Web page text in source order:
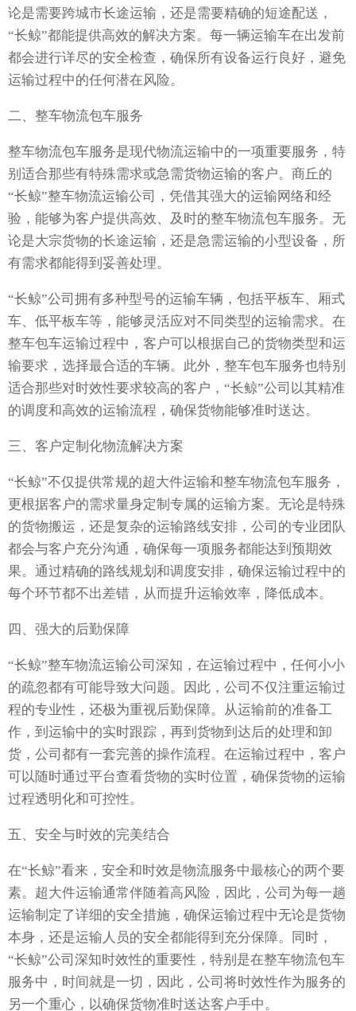
论是需要跨城市长途运输，还是需要精确的短途配送，
“长鲸”都能提供高效的解决方案。每一辆运输车在出发前
都会进行详尽的安全检查，确保所有设备运行良好，避免
运输过程中的任何潜在风险。
二、整车物流包车服务
整车物流包车服务是现代物流运输中的一项重要服务，特
别适合那些有特殊需求或急需货物运输的客户。商丘的
“长鲸”整车物流运输公司，凭借其强大的运输网络和经
验，能够为客户提供高效、及时的整车物流包车服务。无
论是大宗货物的长途运输，还是急需运输的小型设备，所
有需求都能得到妥善处理。
“长鲸”公司拥有多种型号的运输车辆，包括平板车、厢式
车、低平板车等，能够灵活应对不同类型的运输需求。在
整车包车运输过程中，客户可以根据自己的货物类型和运
输要求，选择最合适的车辆。此外，整车包车服务也特别
适合那些对时效性要求较高的客户，“长鲸”公司以其精准
的调度和高效的运输流程，确保货物能够准时送达。
三、客户定制化物流解决方案
“长鲸”不仅提供常规的超大件运输和整车物流包车服务，
更根据客户的需求量身定制专属的运输方案。无论是特殊
的货物搬运，还是复杂的运输路线安排，公司的专业团队
都会与客户充分沟通，确保每一项服务都能达到预期效
果。通过精确的路线规划和调度安排，确保运输过程中的
每个环节都不出差错，从而提升运输效率，降低成本。
四、强大的后勤保障
“长鲸”整车物流运输公司深知，在运输过程中，任何小小
的疏忽都有可能导致大问题。因此，公司不仅注重运输过
程的专业性，还极为重视后勤保障。从运输前的准备工
作，到运输中的实时跟踪，再到货物到达后的处理和卸
货，公司都有一套完善的操作流程。在运输过程中，客户
可以随时通过平台查看货物的实时位置，确保货物的运输
过程透明化和可控性。
五、安全与时效的完美结合
在“长鲸”看来，安全和时效是物流服务中最核心的两个要
素。超大件运输通常伴随着高风险，因此，公司为每一趟
运输制定了详细的安全措施，确保运输过程中无论是货物
本身，还是运输人员的安全都能得到充分保障。同时，
“长鲸”公司深知时效性的重要性，特别是在整车物流包车
服务中，时间就是一切，因此，公司将时效性作为服务的
另一个重心，以确保货物准时送达客户手中。